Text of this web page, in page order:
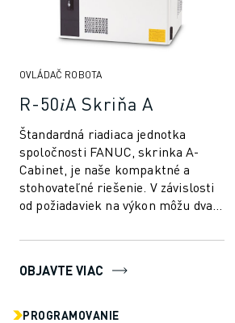
ELEKTRICKÉ VOZIDLÁ
ELEKTRONIKA
MEDICÍNSKE ODVETVIE
PLASTIKÁRSKY PRIEMYSEL
APLIKÁCIE
VŠETKY APLIKÁCIE
5-OSÉ OBRÁBANIE
OBLÚKOVÉ ZVÁRANIE
CNC FRÉZOVANIE
VYSOKORÝCHLOSTNÉ VŔTANIE A REZANIE
OVLÁDAČ ROBOTA
R-50𝑖A Skriňa A
Štandardná riadiaca jednotka
spoločnosti FANUC, skrinka A-
Cabinet, je naše kompaktné a
stohovateľné riešenie. V závislosti
od požiadaviek na výkon môžu dva
viacero ...
OBJAVTE VIAC
PROGRAMOVANIE